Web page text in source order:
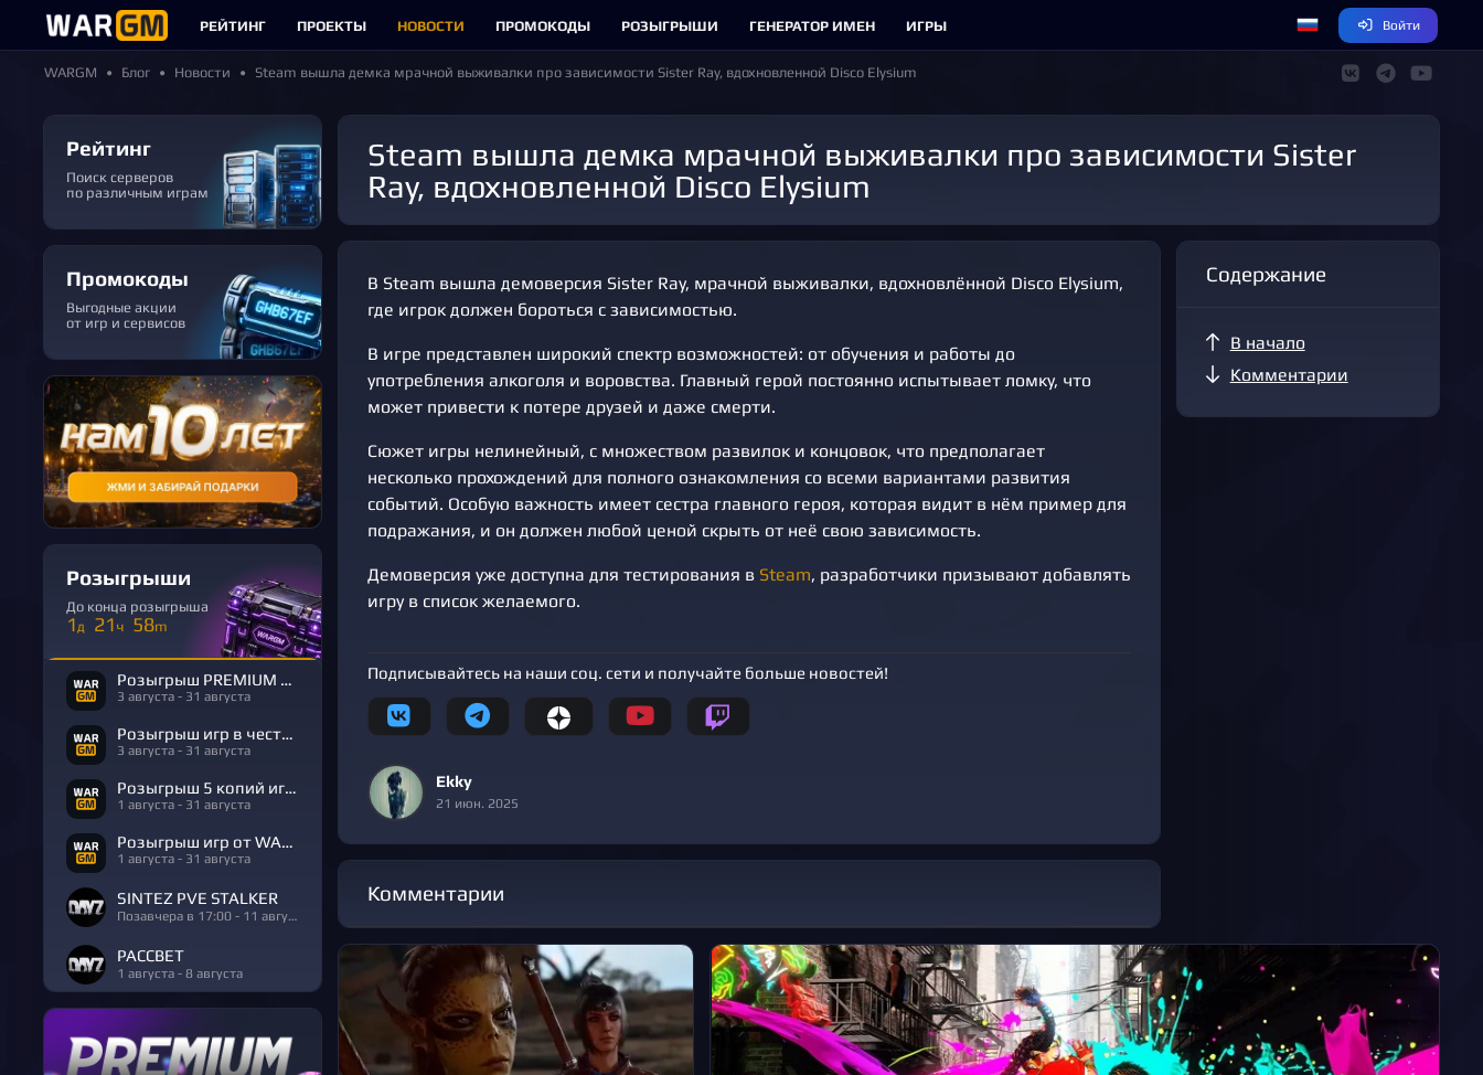
РЕЙТИНГ ПРОЕКТЫ НОВОСТИ ПРОМОКОДЫ РОЗЫГРЫШИ ГЕНЕРАТОР ИМЕН ИГРЫ Войти
WARGM Блог Новости Steam вышла демка мрачной выживалки про зависимости Sister Ray, вдохновленной Disco Elysium
Рейтинг
Поиск серверов
по различным играм
Промокоды
Выгодные акции
от игр и сервисов
Розыгрыши
До конца розыгрыша
1д 21 ч 58m
Розыгрыш PREMIUM в честь Дня Рождения
3 августа - 31 августа
Розыгрыш игр в честь Дня Рождения
3 августа - 31 августа
Розыгрыш 5 копий игры R.E.P.O.
1 августа - 31 августа
Розыгрыш игр от WARGM
1 августа - 31 августа
SINTEZ PVE STALKER
Позавчера в 17:00 - 11 августа
РАССВЕТ
1 августа - 8 августа
Steam вышла демка мрачной выживалки про зависимости Sister
Ray, вдохновленной Disco Elysium
В Steam вышла демоверсия Sister Ray, мрачной выживалки, вдохновлённой Disco Elysium,
где игрок должен бороться с зависимостью.
В игре представлен широкий спектр возможностей: от обучения и работы до
употребления алкоголя и воровства. Главный герой постоянно испытывает ломку, что
может привести к потере друзей и даже смерти.
Сюжет игры нелинейный, с множеством развилок и концовок, что предполагает
несколько прохождений для полного ознакомления со всеми вариантами развития
событий. Особую важность имеет сестра главного героя, которая видит в нём пример для
подражания, и он должен любой ценой скрыть от неё свою зависимость.
Демоверсия уже доступна для тестирования в Steam, разработчики призывают добавлять
игру в список желаемого.
Подписывайтесь на наши соц. сети и получайте больше новостей!
Ekky
21 июн. 2025
Комментарии
Содержание
В начало
Комментарии